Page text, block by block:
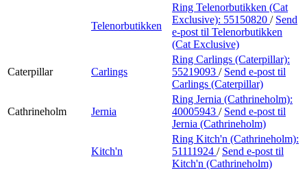
Telenorbutikken
Ring Telenorbutikken (Cat
Exclusive): 55150820 / Send
e-post til Telenorbutikken
(Cat Exclusive)
Caterpillar Carlings
Ring Carlings (Caterpillar):
55219093 / Send e-post til
Carlings (Caterpillar)
Cathrineholm Jernia
Ring Jernia (Cathrineholm):
40005943 / Send e-post til
Jernia (Cathrineholm)
Kitch'n
Ring Kitch'n (Cathrineholm):
51111924 / Send e-post til
Kitch'n (Cathrineholm)